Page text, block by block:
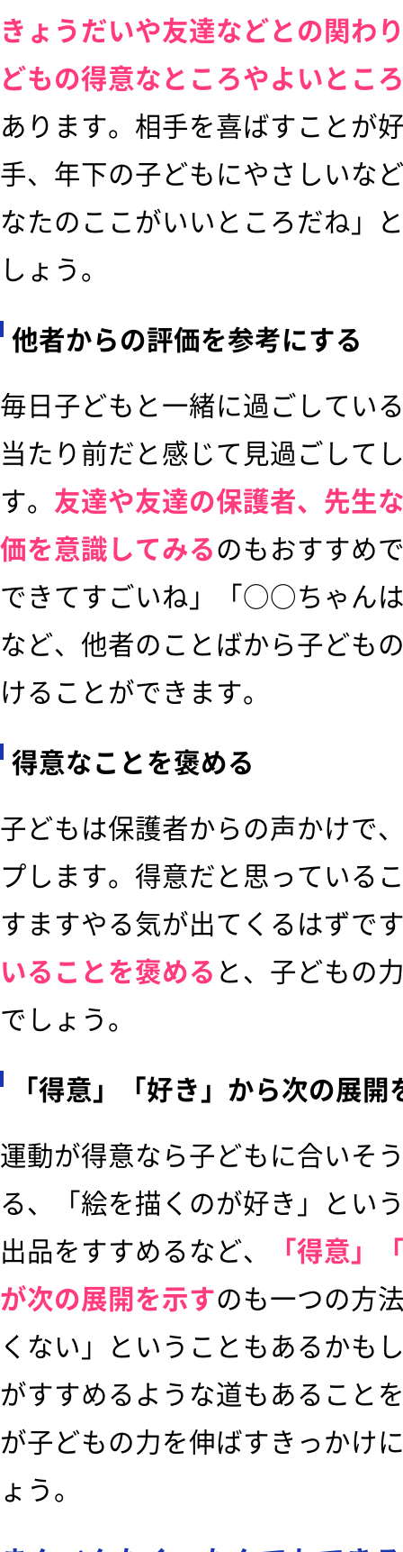
きょうだいや友達などとの関わ
どもの得意なところやよいとこ
あります。相手を喜ばすことが
手、年下の子どもにやさしいな
なたのここがいいところだね」
しょう。
他者からの評価を参考にする
毎日子どもと一緒に過ごしてい
当たり前だと感じて見過ごして
す。 友達や友達の保護者、先生
価を意識してみるのもおすすめ
できてすごいね」「○○ちゃん
など、他者のことばから子ども
けることができます。
得意なことを褒める
子どもは保護者からの声かけで
プします。得意だと思っている
すますやる気が出てくるはずで
いることを褒める と、子どもの
でしょう。
「得意」「好き」から次の展開
運動が得意なら子どもに合いそ
る、「絵を描くのが好き」とい
出品をすすめるなど、
「得意」
が次の展開を示すのも一つの方
くない」ということもあるかも
がすすめるような道もあること
が子どもの力を伸ばすきっかけ
ょう。